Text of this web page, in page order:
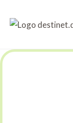
Inhalt
springen